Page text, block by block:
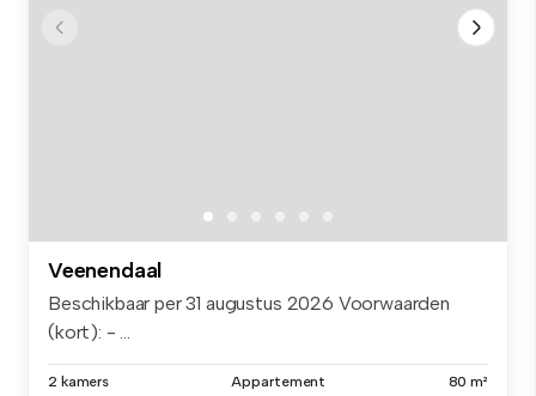
Veenendaal
Beschikbaar per 31 augustus 2026 Voorwaarden
(kort): - ...
2 kamers Appartement 80 m²